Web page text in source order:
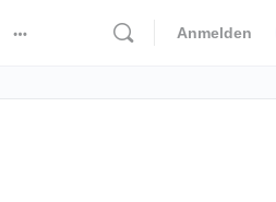
Anmelden